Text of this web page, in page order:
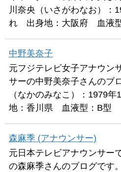
川奈央（いさがわなお）：
れ 出身地：大阪府 血液
中野美奈子
元フジテレビ女子アナウン
サーの中野美奈子さんのブ
（なかのみなこ）：1979
地：香川県 血液型：B型
森麻季 (アナウンサー)
元日本テレビアナウンサー
の森麻季さんのブログです